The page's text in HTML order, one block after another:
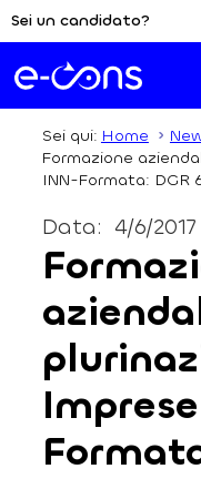
Sei un candidato?
Sei qui: Home
Formazione
INN-Formata: DGR
4/6/2017
Data: